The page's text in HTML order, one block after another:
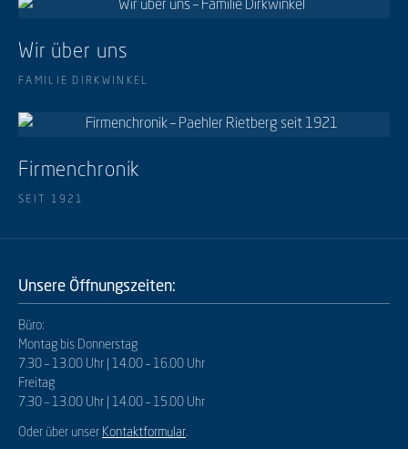
Wir über uns
FAMILIE DIRKWINKEL
Firmenchronik
SEIT 1921
Unsere Öffnungszeiten:
Büro:
Montag bis Donnerstag
7.30 – 13.00 Uhr | 14.00 – 16.00 Uhr
Freitag
7.30 – 13.00 Uhr | 14.00 – 15.00 Uhr
Oder über unser Kontaktformular.